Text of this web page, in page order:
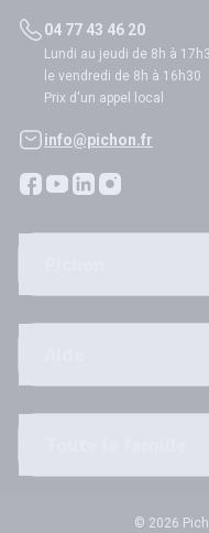
04 77 43 46 20
Lundi au jeudi de 8h à
le vendredi de 8h à 16h30
Prix d'un appel local
info@pichon.fr
© 2026